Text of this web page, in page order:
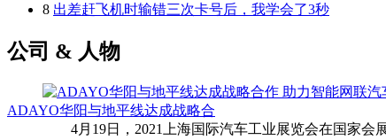
8 出差赶飞机时输错三次卡号后，我学会了3秒
公司 & 人物
ADAYO华阳与地平线达成战略合
4月19日，2021上海国际汽车工业展览会在国家会